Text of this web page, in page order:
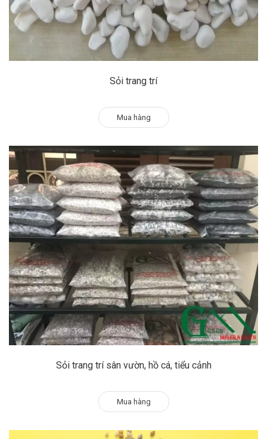
Sỏi trang trí
Mua hàng
Sỏi trang trí sân vườn, hồ cá, tiểu cảnh
Mua hàng